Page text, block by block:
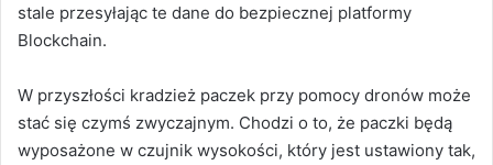
stale przesyłając te dane do bezpiecznej platformy
Blockchain.
W przyszłości kradzież paczek przy pomocy dronów może
stać się czymś zwyczajnym. Chodzi o to, że paczki będą
wyposażone w czujnik wysokości, który jest ustawiony tak,